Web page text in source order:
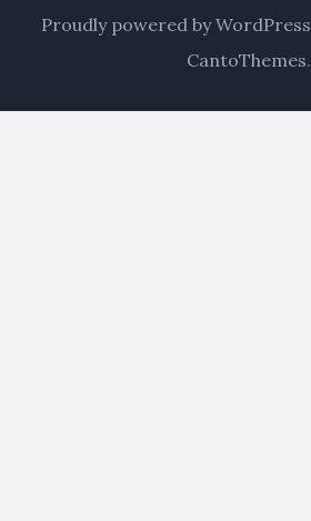
Proudly powered by WordPress
CantoThemes.